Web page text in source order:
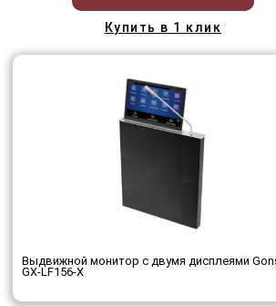
Купить в 1 клик
Выдвижной монитор с двумя дисплеями
GX-LF156-X